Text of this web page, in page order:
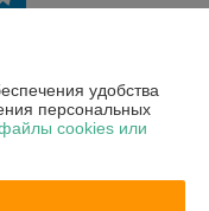
удобства
персональных
cookies или